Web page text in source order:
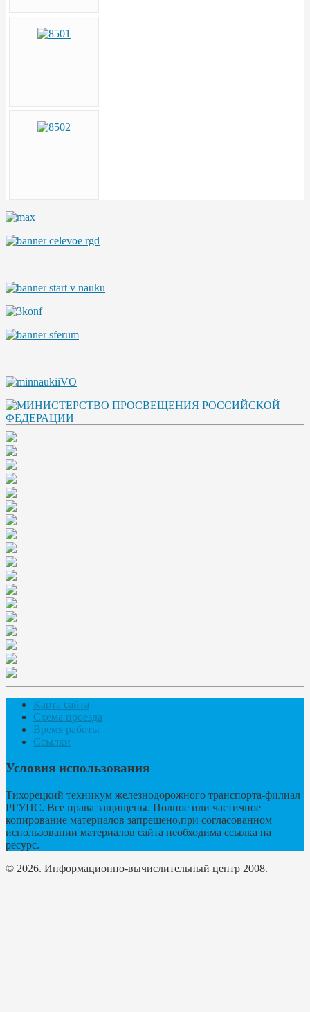
Карта сайта
Схема проезда
Время работы
Ссылки
Условия использования
Тихорецкий техникум железнодорожного транспорта-филиал
РГУПС. Все права защищены. Полное или частичное
копирование материалов запрещено,при согласованном
использовании материалов сайта необходима ссылка на
ресурс.
© 2026. Информационно-вычислительный центр 2008.